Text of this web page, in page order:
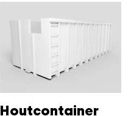
Houtcontainer